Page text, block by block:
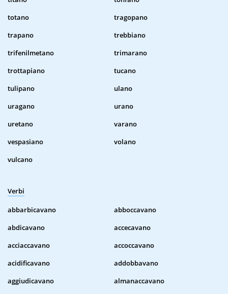
totano
tragopano
trapano
trebbiano
trifenilmetano
trimarano
trottapiano
tucano
tulipano
ulano
uragano
urano
uretano
varano
vespasiano
volano
vulcano
Verbi
abbarbicavano
abboccavano
abdicavano
accecavano
acciaccavano
accoccavano
acidificavano
addobbavano
aggiudicavano
almanaccavano